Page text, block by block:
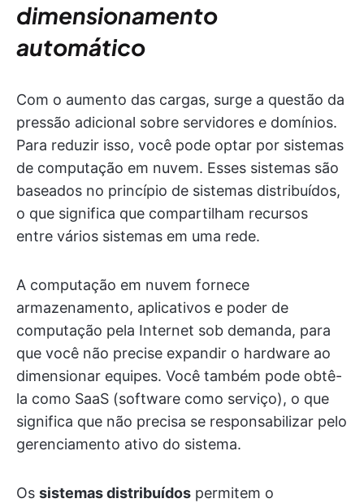
dimensionamento
automático
Com o aumento das cargas, surge a questão da
pressão adicional sobre servidores e domínios.
Para reduzir isso, você pode optar por sistemas
de computação em nuvem. Esses sistemas são
baseados no princípio de sistemas distribuídos,
o que significa que compartilham recursos
entre vários sistemas em uma rede.
A computação em nuvem fornece
armazenamento, aplicativos e poder de
computação pela Internet sob demanda, para
que você não precise expandir o hardware ao
dimensionar equipes. Você também pode obtê-
la como SaaS (software como serviço), o que
significa que não precisa se responsabilizar pelo
gerenciamento ativo do sistema.
Os sistemas distribuídos permitem o